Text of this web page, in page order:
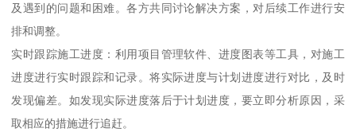
及遇到的问题和困难。各方共同讨论解决方案，对后续工作进行安
排和调整。
实时跟踪施工进度：利用项目管理软件、进度图表等工具，对施工
进度进行实时跟踪和记录。将实际进度与计划进度进行对比，及时
发现偏差。如发现实际进度落后于计划进度，要立即分析原因，采
取相应的措施进行追赶。